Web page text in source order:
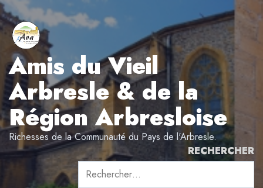
Aller
au
contenu
Amis du Vieil
Arbresle & de la
Région Arbresloise
Richesses de la Communauté du Pays de l'Arbresle.
RECHERCHER
Rechercher :